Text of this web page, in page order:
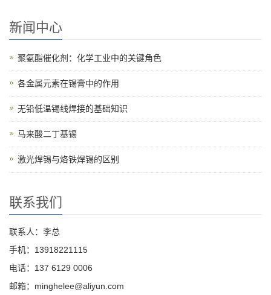
新闻中心
聚氨酯催化剂：化学工业中的关键角色
各金属元素在锡膏中的作用
无铅低温锡线焊接的基础知识
马来酸二丁基锡
激光焊锡与烙铁焊锡的区别
联系我们
联系人：李总
手机：13918221115
电话：137 6129 0006
邮箱：minghelee@aliyun.com